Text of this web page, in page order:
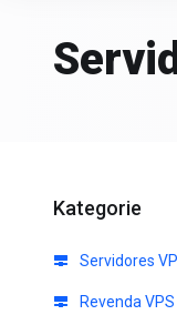
Kategorie
Servidores
Revenda VPS